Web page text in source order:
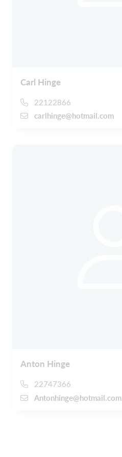
Carl Hinge
22122866
carlhinge@hotmail.com
Anton Hinge
22747366
Antonhinge@hotmail.com